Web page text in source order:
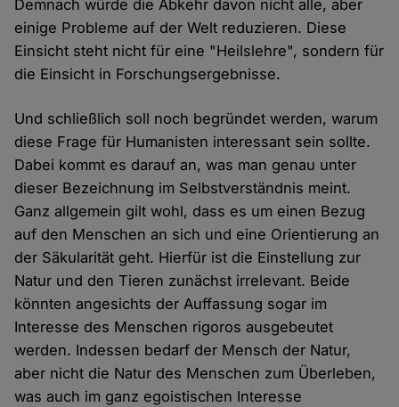
Demnach würde die Abkehr davon nicht alle, aber
einige Probleme auf der Welt reduzieren. Diese
Einsicht steht nicht für eine "Heilslehre", sondern für
die Einsicht in Forschungsergebnisse.
Und schließlich soll noch begründet werden, warum
diese Frage für Humanisten interessant sein sollte.
Dabei kommt es darauf an, was man genau unter
dieser Bezeichnung im Selbstverständnis meint.
Ganz allgemein gilt wohl, dass es um einen Bezug
auf den Menschen an sich und eine Orientierung an
der Säkularität geht. Hierfür ist die Einstellung zur
Natur und den Tieren zunächst irrelevant. Beide
könnten angesichts der Auffassung sogar im
Interesse des Menschen rigoros ausgebeutet
werden. Indessen bedarf der Mensch der Natur,
aber nicht die Natur des Menschen zum Überleben,
was auch im ganz egoistischen Interesse